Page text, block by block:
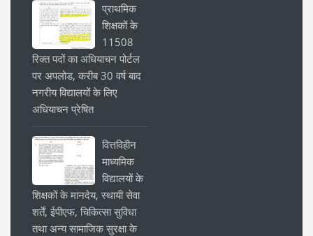
प्राथमिक
शिक्षकों के
11508
रिक्त पदों का अधियाचन पोर्टल
पर अपलोड, करीब 30 वर्ष बाद
नगरीय विद्यालयों के लिए
अधियाचन प्रेषित
वित्तविहीन
माध्यमिक
विद्यालयों के
शिक्षकों के मानदेय, स्थायी सेवा
शर्तें, ईपीएफ, चिकित्सा सुविधा
तथा अन्य सामाजिक सुरक्षा के